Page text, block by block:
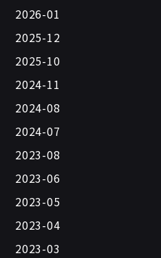
2026-01
2025-12
2025-10
2024-11
2024-08
2024-07
2023-08
2023-06
2023-05
2023-04
2023-03